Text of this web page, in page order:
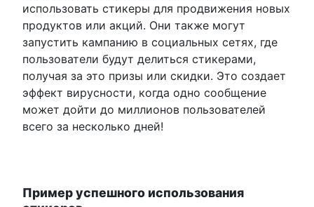
использовать стикеры для продвижения новых
продуктов или акций. Они также могут
запустить кампанию в социальных сетях, где
пользователи будут делиться стикерами,
получая за это призы или скидки. Это создает
эффект вирусности, когда одно сообщение
может дойти до миллионов пользователей
всего за несколько дней!
Пример успешного использования